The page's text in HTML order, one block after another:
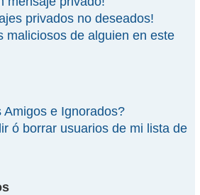
privados no deseados!
maliciosos de alguien en este
e Ignorados?
ó borrar usuarios de mi lista de